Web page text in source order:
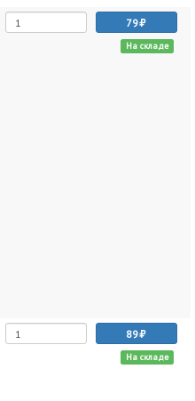
79
На складе
89
На складе